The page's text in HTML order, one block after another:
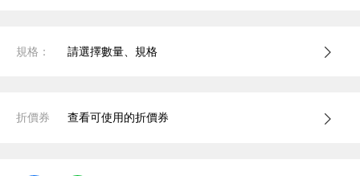
規格： 請選擇數量、規格
折價券 查看可使用的折價券